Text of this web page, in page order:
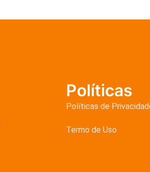
Políticas
Políticas de
Termo de Uso